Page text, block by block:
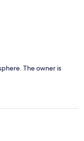
The owner is